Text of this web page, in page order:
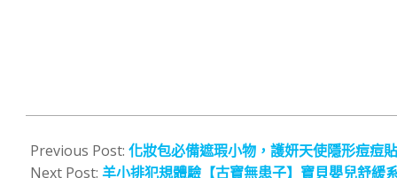
05-
31
Previous Post: 化妝包必備遮瑕小物，護妍天使隱形痘痘
Next Post: 羊小排犯規體驗【古寶無患子】寶貝嬰兒舒緩